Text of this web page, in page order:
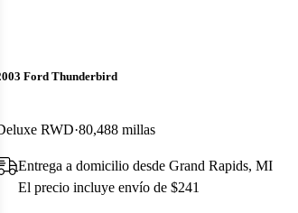
Ford Thunderbird
RWD 80,488 millas
Entrega a domicilio desde Grand Rapids, MI
El precio incluye envío de $241